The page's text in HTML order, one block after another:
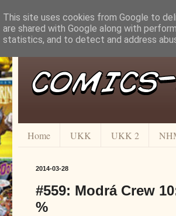
Home UKK UKK 2
2014-03-28
#559: Modrá Crew
%
This site uses cookies from Google to
are shared with Google along with
statistics, and to detect and address